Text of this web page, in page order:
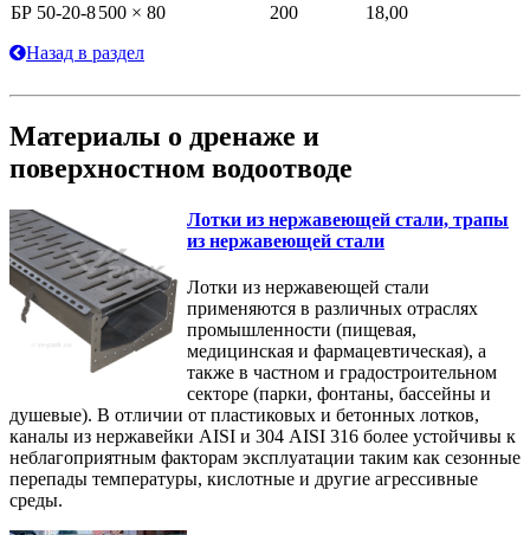
БР 50-20-8500 × 80 200
18,00
Назад в раздел
Материалы о дренаже и
поверхностном водоотводе
Лотки из нержавеющей стали, трапы
из нержавеющей стали
Лотки из нержавеющей стали
применяются в различных отраслях
промышленности (пищевая,
медицинская и фармацевтическая), а
также в частном и градостроительном
секторе (парки, фонтаны, бассейны и
душевые). В отличии от пластиковых и бетонных лотков,
каналы из нержавейки AISI и 304 AISI 316 более устойчивы к
неблагоприятным факторам эксплуатации таким как сезонные
перепады температуры, кислотные и другие агрессивные
среды.